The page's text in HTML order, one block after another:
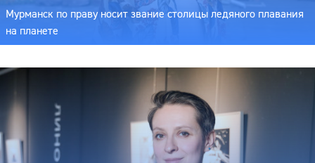
Мурманск по праву носит звание столицы ледяного плавания
на планете